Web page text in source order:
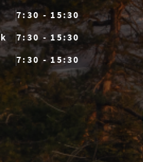
7:30 - 15:30
7:30 - 15:30
7:30 - 15:30